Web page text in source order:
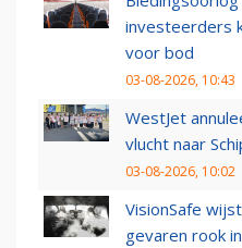
investeerders
voor bod
03-08-2026, 10:43
WestJet
vlucht naar
03-08-2026, 10:02
VisionSafe
gevaren rook